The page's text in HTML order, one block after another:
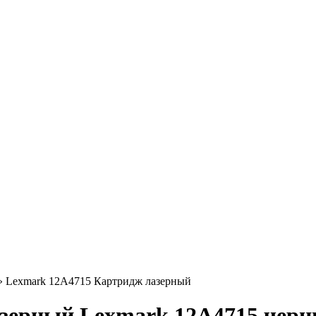
Lexmark 12A4715 Картридж лазерный